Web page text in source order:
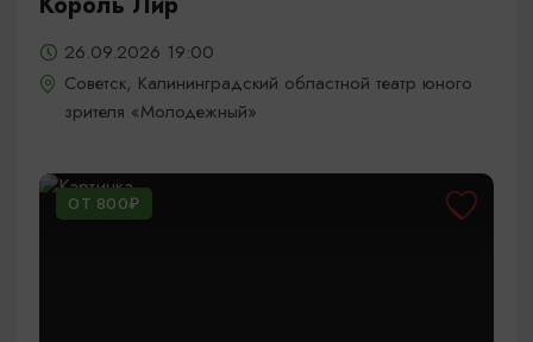
26.09.2026 19:00
Советск, Калининградский областной театр юного
зрителя «Молодежный»
ОТ 800₽